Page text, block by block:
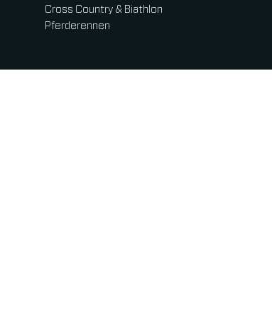
Cross Country & Biathlon
Pferderennen